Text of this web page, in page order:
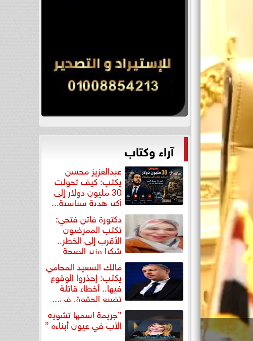
آراء وكتاب
عبدالعزيز محسن
يكتب: كيف تحولت
30 مليون دولار إلى
أكبر هدية سياسية...
دكتورة فاتن فتحي:
تكتب الممرضون
الأقرب إلى الخطر..
شكرا وزير الصحة
لتكريم... مالك السعيد المحامي
يكتب: إحذروا الوقوع
فيها.. أخطاء قاتلة
تضيع الحقوق في...
”جريمة اسمها تشويه
الأب في عيون أبناءه ”